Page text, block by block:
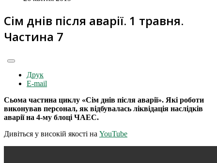
Сім днів після аварії. 1 травня.
Частина 7
Друк
E-mail
Сьома частина циклу «Сім днів після аварії». Які роботи
виконував персонал, як відбувалась ліквідація наслідків
аварії на 4-му блоці ЧАЕС.
Дивіться у високій якості на YouTube